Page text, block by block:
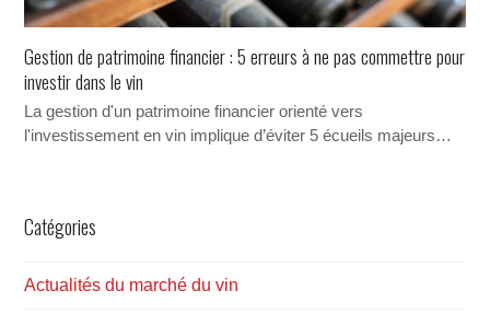
Gestion de patrimoine financier : 5 erreurs à ne pas commettre pour
investir dans le vin
La gestion d'un patrimoine financier orienté vers
l'investissement en vin implique d’éviter 5 écueils majeurs…
Catégories
Actualités du marché du vin